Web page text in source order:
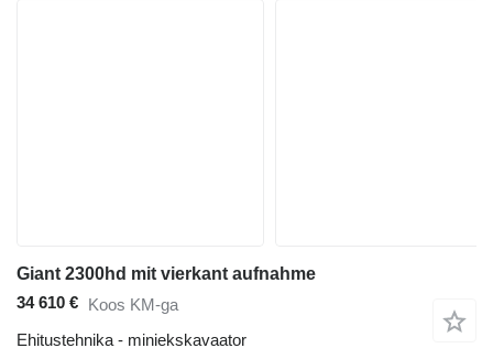
Giant 2300hd mit vierkant aufnahme
34 610 € Koos KM-ga
Ehitustehnika - miniekskavaator